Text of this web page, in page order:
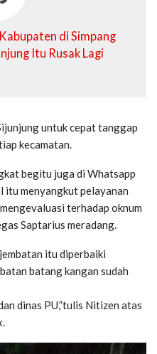
di Simpang
Itu Rusak Lagi
untuk cepat tanggap
kecamatan.
begitu juga di Whatsapp
itu menyangkut pelayanan
terhadap oknum
Saptarius meradang.
itu diperbaiki
batang kangan sudah
dinas PU,”tulis Nitizen atas